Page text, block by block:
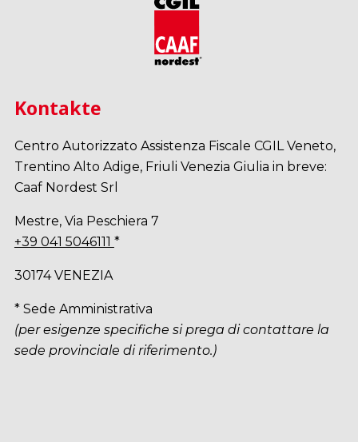
Kontakte
Centro Autorizzato Assistenza Fiscale CGIL Veneto,
Trentino Alto Adige, Friuli Venezia Giulia in breve:
Caaf Nordest Srl
Mestre, Via Peschiera 7
+39 041 5046111 *
30174 VENEZIA
* Sede Amministrativa
(per esigenze specifiche si prega di contattare la
sede provinciale di riferimento.)